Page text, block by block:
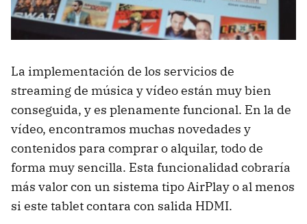
La implementación de los servicios de
streaming de música y vídeo están muy bien
conseguida, y es plenamente funcional. En la de
vídeo, encontramos muchas novedades y
contenidos para comprar o alquilar, todo de
forma muy sencilla. Esta funcionalidad cobraría
más valor con un sistema tipo AirPlay o al menos
si este tablet contara con salida HDMI.